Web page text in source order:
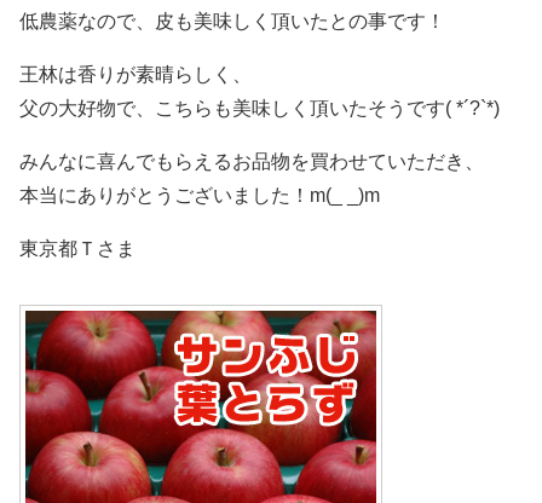
低農薬なので、皮も美味しく頂いたとの事です！
王林は香りが素晴らしく、
父の大好物で、こちらも美味しく頂いたそうです( *´?`*)
みんなに喜んでもらえるお品物を買わせていただき、
本当にありがとうございました！m(_ _)m
東京都Ｔさま